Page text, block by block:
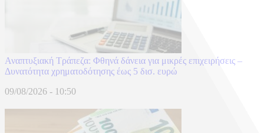
Αναπτυξιακή Τράπεζα: Φθηνά δάνεια για μικρές επιχειρήσεις –
Δυνατότητα χρηματοδότησης έως 5 δισ. ευρώ
09/08/2026 - 10:50